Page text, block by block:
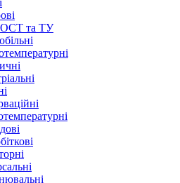
та ТУ